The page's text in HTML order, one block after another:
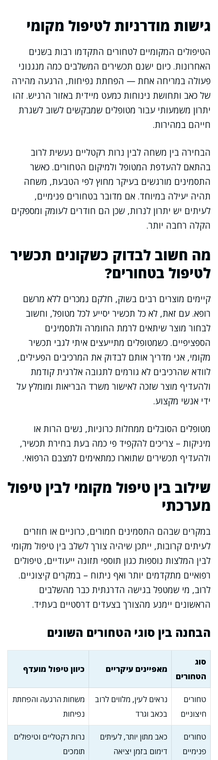
גישות מודרניות לטיפול מקומי
הטיפולים המקומיים לטחורים התקדמו רבות בשנים
האחרונות. כיום ישנם תכשירים המשלבים כמה מנגנוני
פעולה במריחה אחת — הפחתת נפיחות, הרגעה מהירה
של כאב ותחושת נינוחות כמעט מיידית באזור הרגיש. זהו
יתרון משמעותי עבור מטופלים שמבקשים לשוב לשגרת
חייהם במהירות.
הבחירה בין משחה לבין נרות רקטליים נעשית לרוב
בהתאם להעדפת המטופל ולמיקום הטחורים. כאשר
התסמינים מורגשים בעיקר מחוץ לפי הטבעת, משחה
תהיה יעילה במיוחד. אם מדובר בטחורים פנימיים,
לעיתים יש יתרון לנרות, שכן הם חודרים לעומק ומספקים
הקלה רחבה יותר.
מה חשוב לבדוק כשקונים תכשיר
לטיפול בטחורים?
קיימים מוצרים רבים בשוק, חלקם נמכרים ללא מרשם
רופא. עם זאת, לא כל תכשיר יסייע לכל מטופל, וחשוב
לבחור מוצר שיתאים לרמת החומרה ולתסמינים
הספציפיים. כשמטופלים מתייעצים איתי לגבי תכשיר
מקומי, אני מדריך אותם לבדוק את המרכיבים הפעילים,
לוודא שהרכיבים לא גורמים לתגובה אלרגית קודמת
ולהעדיף מוצר שזכה לאישור משרד הבריאות ומומלץ על
ידי אנשי מקצוע.
מטופלים הסובלים ממחלות כרוניות, נשים הרות או
מיניקות – צריכים להקפיד פי כמה בעת בחירת תכשיר,
ולהעדיף תכשירים שתוארו כמתאימים למצבם הרפואי.
שילוב בין טיפול מקומי לבין טיפול
מערכתי
במקרים שבהם התסמינים חמורים, כרוניים או חוזרים
לעיתים קרובות, ייתכן שיהיה צורך לשלב בין טיפול מקומי
לבין המלצות נוספות כגון תוספי תזונה ייעודיים, טיפולים
רפואיים מתקדמים יותר ואף ניתוח – במקרים קיצוניים.
לרוב, מי שמטפל בגישה הדרגתית כבר מהשלבים
הראשונים יימנע מהצורך בצעדים דרסטיים בעתיד.
הבחנה בין סוגי הטחורים השונים
סוג
הטחורים
מאפיינים עיקריים כיוון טיפול מועדף
טחורים
חיצוניים
נראים לעין, מלווים לרוב
בכאב וגרד
משחות הרגעה והפחתת
נפיחות
טחורים
פנימיים
כאב מתון יותר, לעיתים
דימום בזמן יציאה
נרות רקטליים וטיפולים
תומכים